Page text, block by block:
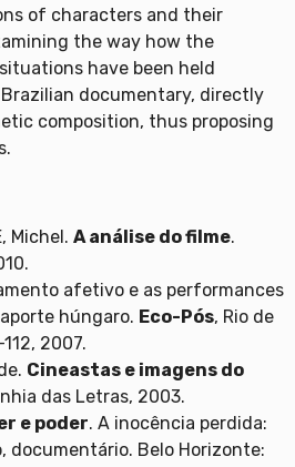
of characters and their
the way how the
have been held
documentary, directly
composition, thus proposing
Michel. A análise do filme.
afetivo e as performances
húngaro. Eco-Pós, Rio de
2007.
Cineastas e imagens do
das Letras, 2003.
e poder. A inocência perdida:
documentário. Belo Horizonte: